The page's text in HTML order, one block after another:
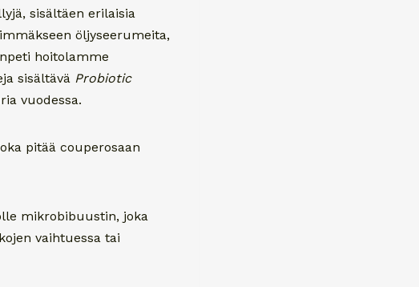
sisältäen erilaisia
öljyseerumeita,
hoitolamme
sisältävä Probiotic
vuodessa.
pitää couperosaan
mikrobibuustin, joka
vaihtuessa tai